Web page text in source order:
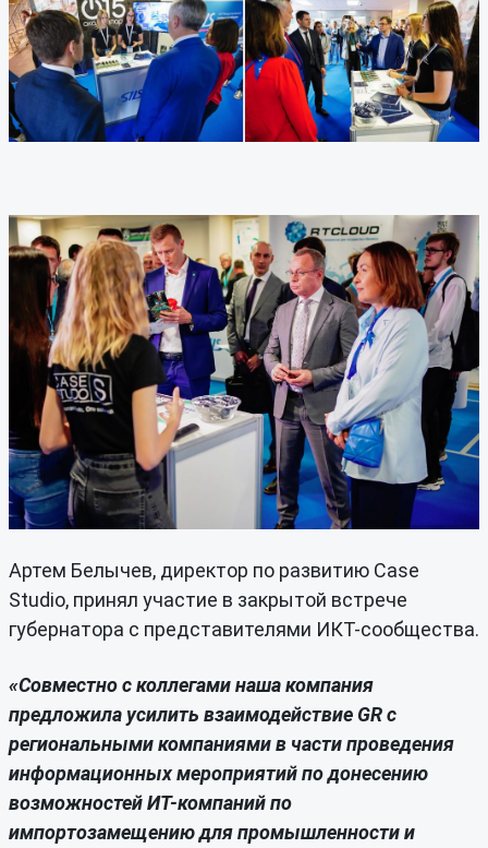
Артем Белычев, директор по развитию Case
Studio, принял участие в закрытой встрече
губернатора с представителями ИКТ-сообщества.
«Совместно с коллегами наша компания
предложила усилить взаимодействие GR c
региональными компаниями в части проведения
информационных мероприятий по донесению
возможностей ИТ-компаний по
импортозамещению для промышленности и